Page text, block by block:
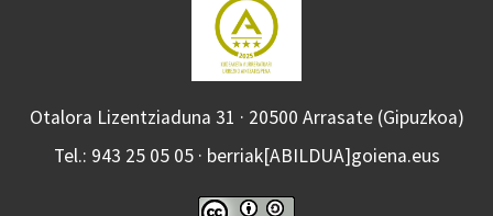
Otalora Lizentziaduna 31 · 20500 Arrasate (Gipuzkoa)
Tel.: 943 25 05 05 · berriak[ABILDUA]goiena.eus